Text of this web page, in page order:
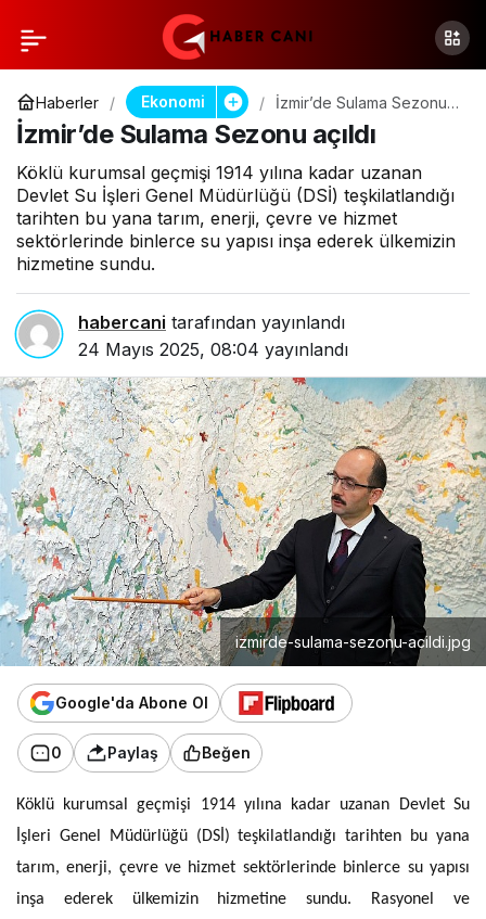
Haberler Ekonomi
İzmir’de Sulama Sezonu
İzmir’de Sulama Sezonu açıldı
Köklü kurumsal geçmişi 1914 yılına kadar uzanan
Devlet Su İşleri Genel Müdürlüğü (DSİ) teşkilatlandığı
tarihten bu yana tarım, enerji, çevre ve hizmet
sektörlerinde binlerce su yapısı inşa ederek ülkemizin
hizmetine sundu.
habercani tarafından yayınlandı
24 Mayıs 2025, 08:04 yayınlandı
izmirde-sulama-sezonu-acildi.jpg
Google'da Abone Ol
0 Paylaş Beğen
Köklü kurumsal geçmişi 1914 yılına kadar uzanan Devlet Su
İşleri Genel Müdürlüğü (DSİ) teşkilatlandığı tarihten bu yana
tarım, enerji, çevre ve hizmet sektörlerinde binlerce su yapısı
inşa ederek ülkemizin hizmetine sundu. Rasyonel ve